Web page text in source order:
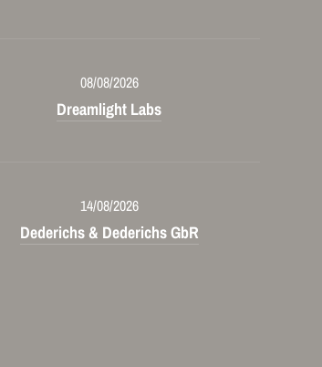
08/08/2026
Dreamlight Labs
14/08/2026
Dederichs & Dederichs GbR